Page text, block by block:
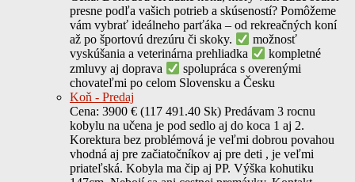
presne podľa vašich potrieb a skúseností? Pomôžeme
vám vybrať ideálneho parťáka – od rekreačných koní
až po športovú drezúru či skoky.
možnosť
vyskúšania a veterinárna prehliadka
kompletné
zmluvy aj doprava
spolupráca s overenými
chovateľmi po celom Slovensku a Česku
Koň - Predaj
Cena: 3900 € (117 491.40 Sk) Predávam 3 rocnu
kobylu na učena je pod sedlo aj do koca 1 aj 2.
Korektura bez problémová je veľmi dobrou povahou
vhodná aj pre začiatočníkov aj pre deti , je veľmi
priateľská. Kobyla ma čip aj PP. Výška kohutiku